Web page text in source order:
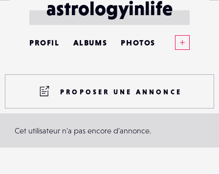
astrologyinlife
PROFIL ALBUMS PHOTOS
CONTACTS
ÉVÉNEMENTS
PROPOSER UNE ANNONCE
Cet utilisateur n'a pas encore d'annonce.